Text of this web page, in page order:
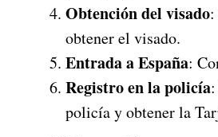
Obtención del visado:
obtener el visado.
Entrada a España:
Registro en la policía
policía y obtener la